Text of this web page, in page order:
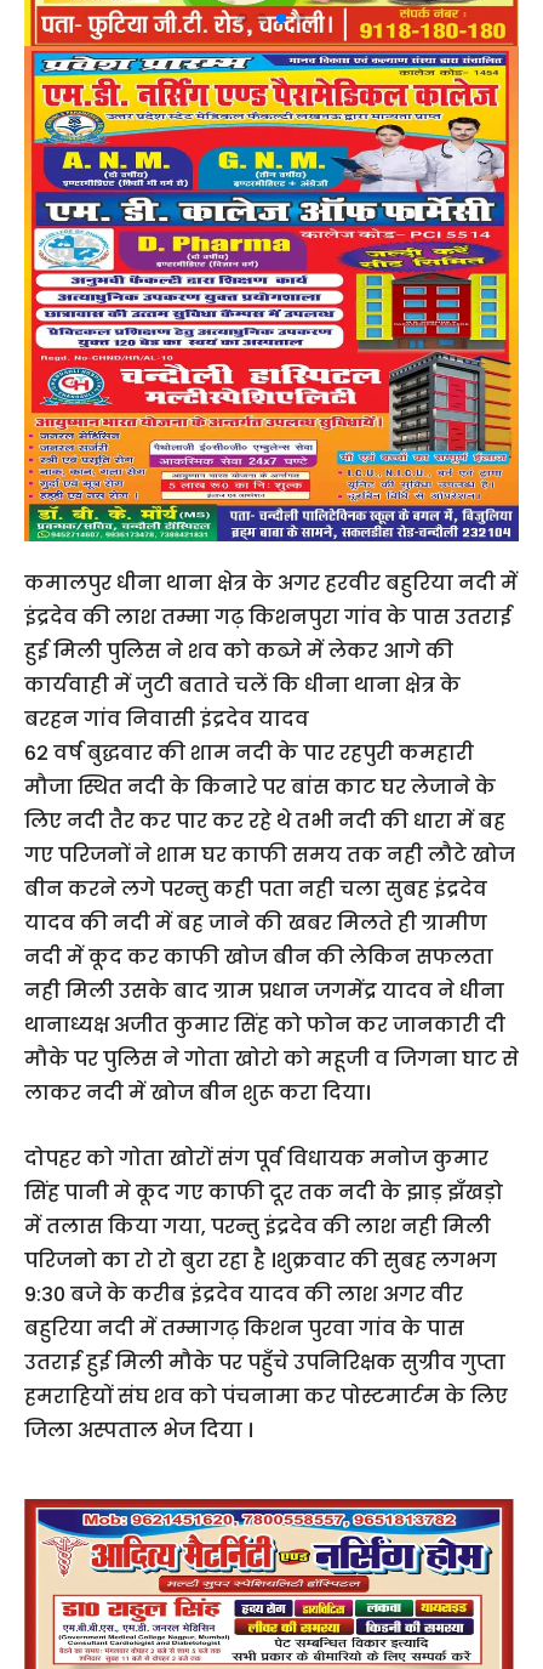
कमालपुर धीना थाना क्षेत्र के अगर हरवीर बहुरिया नदी में
इंद्रदेव की लाश तम्मा गढ़ किशनपुरा गांव के पास उतराई
हुई मिली पुलिस ने शव को कब्जे में लेकर आगे की
कार्यवाही में जुटी बताते चलें कि धीना थाना क्षेत्र के
बरहन गांव निवासी इंद्रदेव यादव
62 वर्ष बुद्धवार की शाम नदी के पार रहपुरी कमहारी
मौजा स्थित नदी के किनारे पर बांस काट घर लेजाने के
लिए नदी तैर कर पार कर रहे थे तभी नदी की धारा में बह
गए परिजनों ने शाम घर काफी समय तक नही लौटे खोज
बीन करने लगे परन्तु कही पता नही चला सुबह इंद्रदेव
यादव की नदी में बह जाने की खबर मिलते ही ग्रामीण
नदी में कूद कर काफी खोज बीन की लेकिन सफलता
नही मिली उसके बाद ग्राम प्रधान जगमेंद्र यादव ने धीना
थानाध्यक्ष अजीत कुमार सिंह को फोन कर जानकारी दी
मौके पर पुलिस ने गोता खोरो को महूजी व जिगना घाट से
लाकर नदी में खोज बीन शुरू करा दिया।
दोपहर को गोता खोरों संग पूर्व विधायक मनोज कुमार
सिंह पानी मे कूद गए काफी दूर तक नदी के झाड़ झँखड़ो
में तलास किया गया, परन्तु इंद्रदेव की लाश नही मिली
परिजनो का रो रो बुरा रहा है ।शुक्रवार की सुबह लगभग
9:30 बजे के करीब इंद्रदेव यादव की लाश अगर वीर
बहुरिया नदी में तम्मागढ़ किशन पुरवा गांव के पास
उतराई हुई मिली मौके पर पहुँचे उपनिरिक्षक सुग्रीव गुप्ता
हमराहियों संघ शव को पंचनामा कर पोस्टमार्टम के लिए
जिला अस्पताल भेज दिया ।